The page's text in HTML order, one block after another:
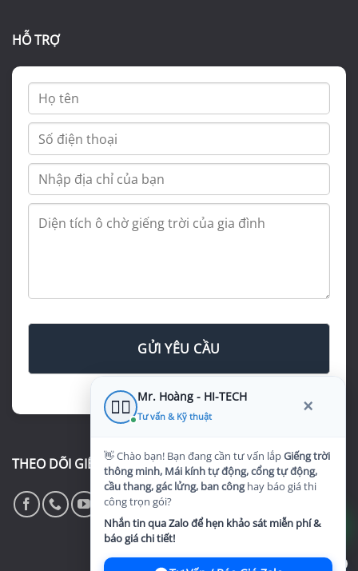
HỖ TRỢ
THEO DÕI GIẾNG TRỜI HI-TECH
×
👷‍♂️ Mr. Hoàng - HI-TECH
Tư vấn & Kỹ thuật
👋 Chào bạn! Bạn đang cần tư vấn lắpGiếng trời
thông minh, Mái kính tự động, cổng tự động,
cầu thang, gác lửng, ban cônghay báo giá thi
công trọn gói?
Nhắn tin qua Zalo để hẹn khảo sát miễn phí &
báo giá chi tiết!
Thi công cổng tự động
Ray âm sàn, điều khiển App & Remote bảo mật
Thi công cầu thang hiện đại
Thi công mái che Sân vườn - Sân thượng - Ban công
Che nắng mưa tự động, tối ưu không gian ngoài trời
Thi công - Cải tạo gác lửng & Ban công